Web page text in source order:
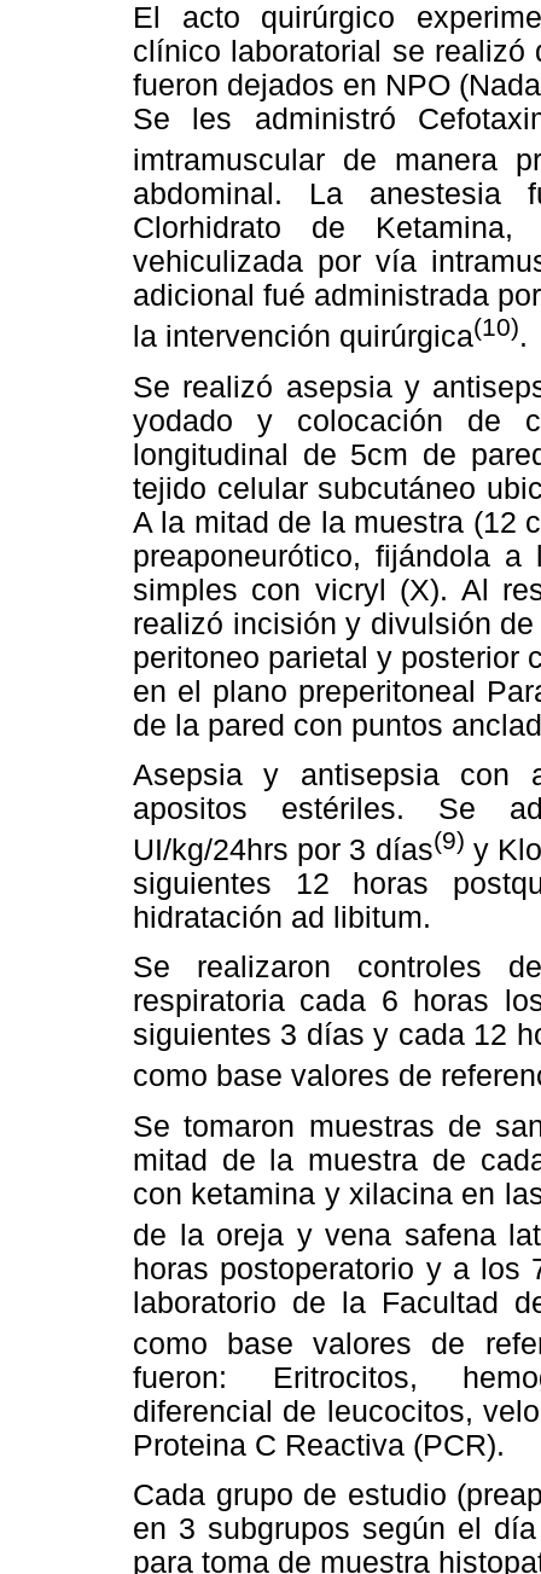
El acto quirúrgico
clínico laboratorial se realizó
fueron dejados en NPO
Se les administró
imtramuscular de manera
abdominal. La
Clorhidrato de
vehiculizada por vía
adicional fué administrada
la intervención quirúrgica(10).
Se realizó asepsia y
yodado y colocación de
longitudinal de 5cm de
tejido celular subcutáneo
A la mitad de la muestra (12
preaponeurótico, fijándola
simples con vicryl (X). Al
realizó incisión y divulsión
peritoneo parietal y posterior
en el plano preperitoneal
de la pared con puntos
Asepsia y antisepsia con
apositos estériles. Se
UI/kg/24hrs por 3 días(9) y
siguientes 12 horas
hidratación ad libitum.
Se realizaron controles
respiratoria cada 6 horas
siguientes 3 días y cada 12
como base valores de
Se tomaron muestras de
mitad de la muestra de
con ketamina y xilacina en
de la oreja y vena safena
horas postoperatorio y a
laboratorio de la Facultad
como base valores de
fueron: Eritrocitos,
diferencial de leucocitos,
Proteina C Reactiva (PCR).
Cada grupo de estudio
en 3 subgrupos según el
para toma de muestra